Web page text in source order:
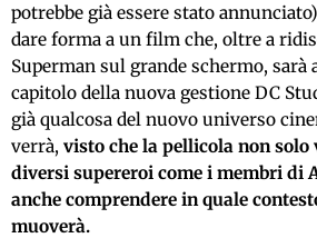
potrebbe già essere stato
dare forma a un film che, oltre a
Superman sul grande schermo,
capitolo della nuova gestione DC
già qualcosa del nuovo universo
verrà, visto che la pellicola non solo
diversi supereroi come i membri di
anche comprendere in quale
muoverà.